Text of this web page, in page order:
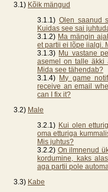
3.1) Kõik mängud
3.1.1) Olen saanud
Kuidas see sai
3.1.2) Ma mängin
et partii ei lõpe iialgi.
3.1.3) Mu vastane
asemel on talle äkki
Mida see tähendab?
3.1.4) My game
receive an email
can I fix it?
3.2) Male
3.2.1) Kui olen
oma etturiga
Mis juhtus?
3.2.2) On ilmnenud
kordumine, kaks
aga partii pole
3.3) Kabe